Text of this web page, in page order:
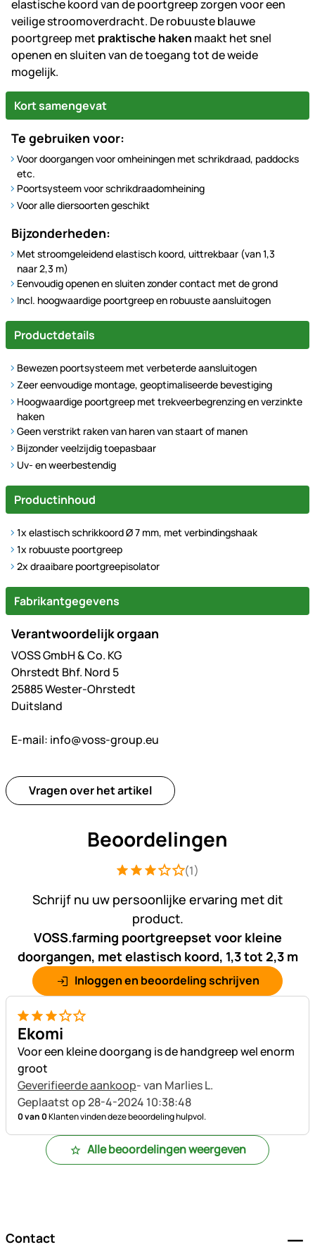
elastische koord van de poortgreep zorgen voor een
veilige stroomoverdracht. De robuuste blauwe
poortgreep met praktische haken maakt het snel
openen en sluiten van de toegang tot de weide
mogelijk.
Kort samengevat
Te gebruiken voor:
Voor doorgangen voor omheiningen met schrikdraad, paddocks
etc.
Poortsysteem voor schrikdraadomheining
Voor alle diersoorten geschikt
Bijzonderheden:
Met stroomgeleidend elastisch koord, uittrekbaar (van 1,3
naar 2,3 m)
Eenvoudig openen en sluiten zonder contact met de grond
Incl. hoogwaardige poortgreep en robuuste aansluitogen
Productdetails
Bewezen poortsysteem met verbeterde aansluitogen
Zeer eenvoudige montage, geoptimaliseerde bevestiging
Hoogwaardige poortgreep met trekveerbegrenzing en verzinkte
haken
Geen verstrikt raken van haren van staart of manen
Bijzonder veelzijdig toepasbaar
Uv- en weerbestendig
Productinhoud
1x elastisch schrikkoord Ø 7 mm, met verbindingshaak
1x robuuste poortgreep
2x draaibare poortgreepisolator
Fabrikantgegevens
Verantwoordelijk orgaan
VOSS GmbH & Co. KG
Ohrstedt Bhf. Nord 5
25885 Wester-Ohrstedt
Duitsland
E-mail: info@voss-group.eu
Vragen over het artikel
Beoordelingen
Beoordeling: 3 van 5 (1
1 Bewertung(1)
Schrijf nu uw persoonlijke ervaring met dit
product.
VOSS.farming poortgreepset voor kleine
doorgangen, met elastisch koord, 1,3 tot 2,3 m
Inloggen en beoordeling schrijven
3 van 5
Ekomi
Voor een kleine doorgang is de handgreep wel enorm
groot
Geverifieerde aankoop- van Marlies L.
Geplaatst op 28-4-2024 10:38:48
0 van 0Klanten vinden deze beoordeling hulpvol.
Alle beoordelingen weergeven
Contact